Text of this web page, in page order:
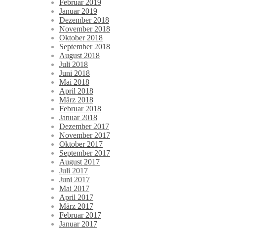
Februar 2019
Januar 2019
Dezember 2018
November 2018
Oktober 2018
September 2018
August 2018
Juli 2018
Juni 2018
Mai 2018
April 2018
März 2018
Februar 2018
Januar 2018
Dezember 2017
November 2017
Oktober 2017
September 2017
August 2017
Juli 2017
Juni 2017
Mai 2017
April 2017
März 2017
Februar 2017
Januar 2017